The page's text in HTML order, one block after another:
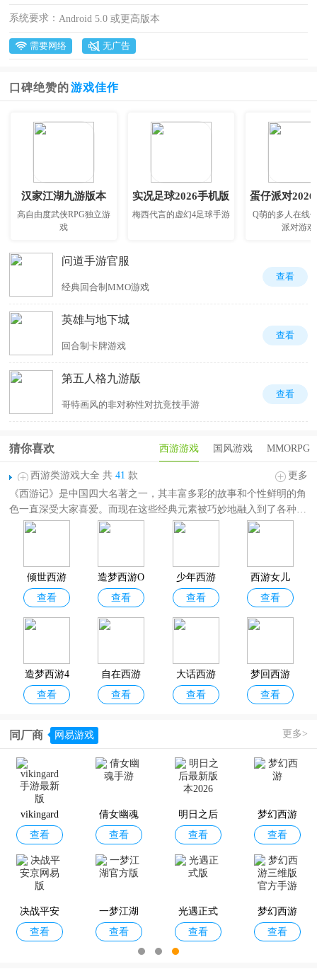
系统要求： Android 5.0 或更高版本
需要网络 无广告
口碑绝赞的 游戏佳作
汉家江湖九游版本
高自由度武侠RPG独立游
戏
实况足球2026手机版
梅西代言的虚幻4足球手游
蛋仔派对
Q萌的多人在线
派对游戏
问道手游官服
经典回合制MMO游戏
查看
英雄与地下城
回合制卡牌游戏
查看
第五人格九游版
哥特画风的非对称性对抗竞技手游
查看
西游游戏 国风游戏 MMORPG
猜你喜欢
西游类游戏大全 共 41 款
更多
《西游记》是中国四大名著之一，其丰富多彩的故事和个性鲜明的角
色一直深受大家喜爱。而现在这些经典元素被巧妙地融入到了各种游
戏中，让玩家们能够以全新的方式体验西游的魅力。
西游记2 等，题材玩法囊括回合制、卡牌、放置、角色扮演、动作
等。对西游题材的玩家感兴趣的欢迎分享收藏！
倾世西游
查看
造梦西游O
L官方版
查看
少年西游
记2
查看
西游女儿
国游戏
查看
造梦西游4
查看
自在西游
查看
大话西游
手游
查看
梦回西游
记
查看
梦幻西游
查看
西游笔绘
醉西游手
游
查看
不一样西
无双西游
手游
查看
乱斗西游2
梦幻西游
方手游
战西游
查看
同厂商 网易游戏 更多>
vikingard
手游最新
版
查看
倩女幽魂
手游
查看
明日之后
最新版本2
026
查看
梦幻西游
查看
决战平安
京网易版
查看
一梦江湖
官方版
查看
光遇正式
版
查看
梦幻西游
三维版官
查看